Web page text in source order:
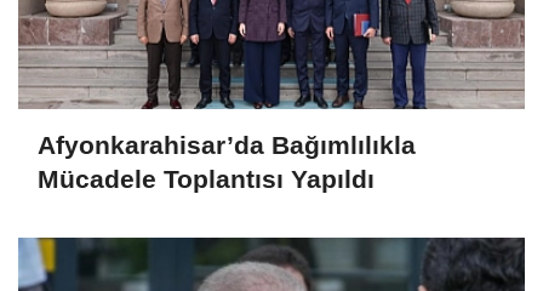
Afyonkarahisar’da Bağımlılıkla
Mücadele Toplantısı Yapıldı